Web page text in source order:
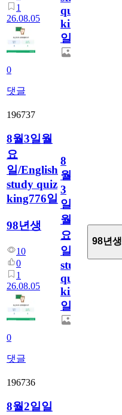
1
26.08.05
0
댓글
quiz
king777
일
196737
8월3일월
요
일/English
study quiz
king776일
98년생
10
0
1
26.08.05
0
댓글
8
월
3
일
월
요
일/English
study
quiz
king776
일
98년생
196736
8월2일일